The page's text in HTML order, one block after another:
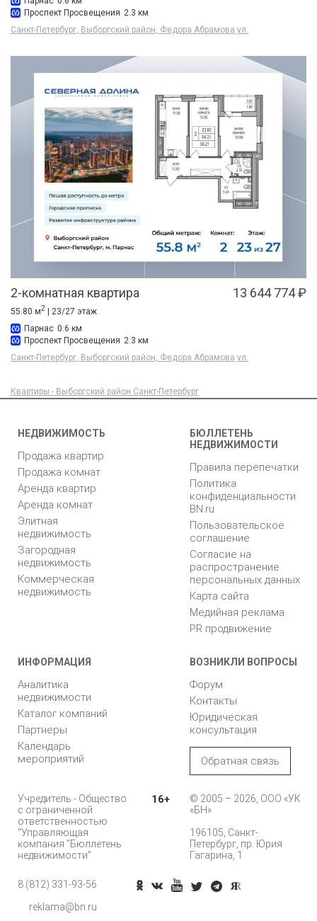
Проспект Просвещения 2.3 км
Санкт-Петербург, Выборгский район, Федора Абрамова ул.
2-комнатная квартира 13 644 774 ₽
55.80 м2 | 23/27 этаж
Парнас 0.6 км
Проспект Просвещения 2.3 км
Санкт-Петербург, Выборгский район, Федора Абрамова ул.
Квартиры - Выборгский район Санкт-Петербург
НЕДВИЖИМОСТЬ
Продажа квартир
Продажа комнат
Аренда квартир
Аренда комнат
Элитная
недвижимость
Загородная
недвижимость
Коммерческая
недвижимость
БЮЛЛЕТЕНЬ
НЕДВИЖИМОСТИ
Правила перепечатки
Политика
конфиденциальности
BN.ru
Пользовательское
соглашение
Согласие на
распространение
персональных данных
Карта сайта
Медийная реклама
PR продвижение
ИНФОРМАЦИЯ
Аналитика
недвижимости
Каталог компаний
Партнеры
Календарь
мероприятий
ВОЗНИКЛИ ВОПРОСЫ
Форум
Контакты
Юридическая
консультация
Обратная связь
Учредитель - Общество
с ограниченной
ответственностью
"Управляющая
компания "Бюллетень
недвижимости"
16+
© 2005 – 2026, ООО «УК
«БН»
196105, Санкт-
Петербург, пр. Юрия
Гагарина, 1
8 (812) 331-93-56
reklama@bn.ru